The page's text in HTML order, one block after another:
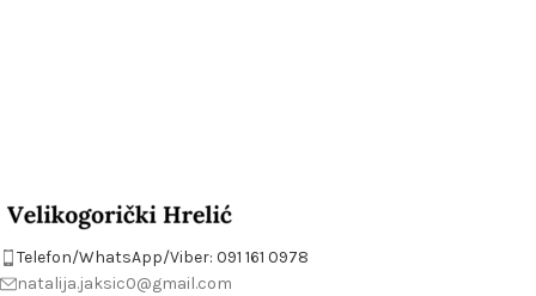
Telefon/WhatsApp/Viber: 091 161 0978
natalija.jaksic0@gmail.com